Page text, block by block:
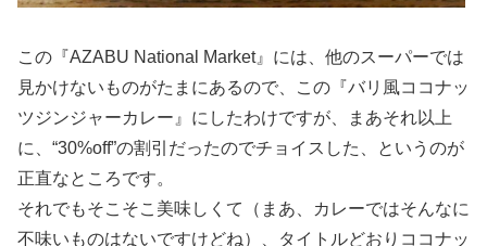
この『AZABU National Market』には、他のスーパーでは
見かけないものがたまにあるので、この『バリ風ココナッ
ツジンジャーカレー』にしたわけですが、まあそれ以上
に、“30%off”の割引だったのでチョイスした、というのが
正直なところです。
それでもそこそこ美味しくて（まあ、カレーではそんなに
不味いものはないですけどね）、タイトルどおりココナッ